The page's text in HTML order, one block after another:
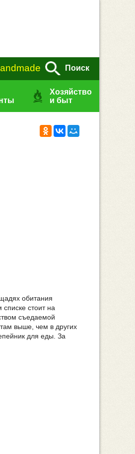
Поиск
Хозяйство
и быт
обитания
стоит на
съедаемой
выше, чем в других
для еды. За